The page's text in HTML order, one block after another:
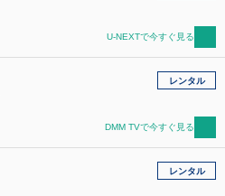
U-NEXTで今すぐ見る
レンタル
DMM TVで今すぐ見る
レンタル